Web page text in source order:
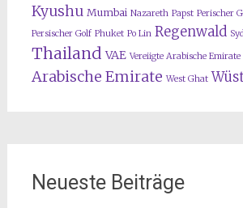
Kyushu Mumbai Nazareth Papst Perischer
Persischer Golf Phuket Po Lin Regenwald
Thailand VAE Vereiigte Arabische Emirate
Arabische Emirate West Ghat
Neueste Beiträge